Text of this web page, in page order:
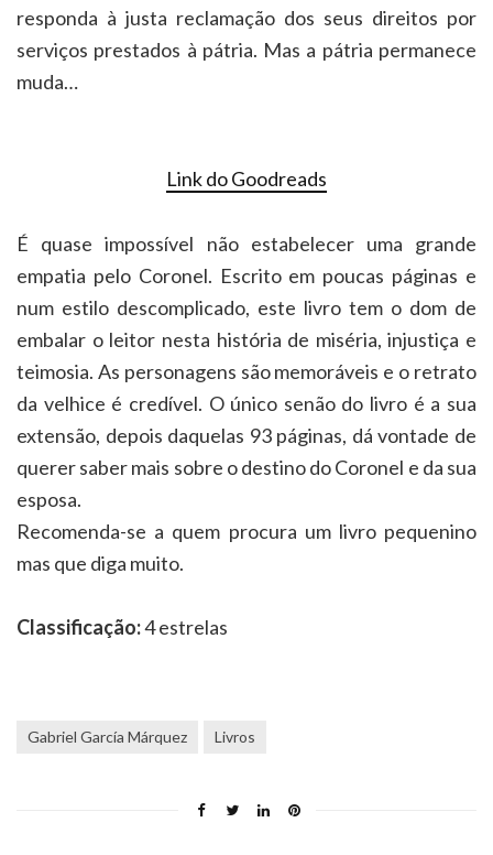
responda à justa reclamação dos seus direitos por
serviços prestados à pátria. Mas a pátria permanece
muda…
Link do Goodreads
É quase impossível não estabelecer uma grande
empatia pelo Coronel. Escrito em poucas páginas e
num estilo descomplicado, este livro tem o dom de
embalar o leitor nesta história de miséria, injustiça e
teimosia. As personagens são memoráveis e o retrato
da velhice é credível. O único senão do livro é a sua
extensão, depois daquelas 93 páginas, dá vontade de
querer saber mais sobre o destino do Coronel e da sua
esposa.
Recomenda-se a quem procura um livro pequenino
mas que diga muito.
Classificação:4 estrelas
Gabriel García Márquez Livros